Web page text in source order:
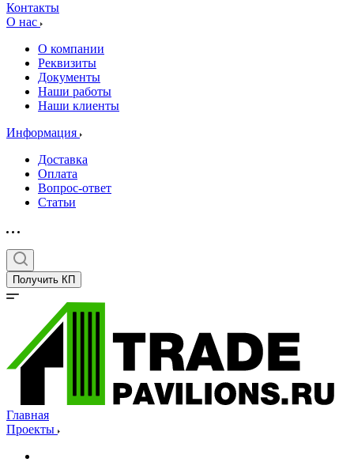
Контакты
О нас
О компании
Реквизиты
Документы
Наши работы
Наши клиенты
Информация
Доставка
Оплата
Вопрос-ответ
Статьи
Получить КП
Главная
Проекты